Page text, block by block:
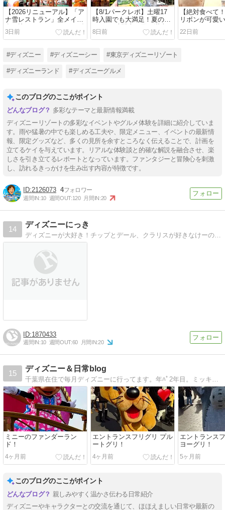
【2026リニューアル】「ア
ナ雪レストラン」全メイン
食べ比べ！モバイルオーダ
ー必須の攻略テクと注意点
バンケット｜ファンタジー
スプリングス｜ディズニー
3日前
【8/1パークレポ】土曜17
時入園でも大満足！夏の
TDLを4時間半で回る満喫ル
ート！トイストーリースタ
ーン演出に感動（ディズニ
ーランド）
8日前
【絶対食べて
リボンが可愛
アイスサンデ
剖！紅茶ゼリ
22日前
#ディズニー #ディズニーシー #東京ディズニーリゾート
#ディズニーランド #ディズニーグルメ
このブログのここがポイント
多彩なテーマと最新情報満載
ディズニーリゾートの多彩なイベントやグルメ体験を詳細に紹介していま
す。雨や猛暑の中でも楽しめる工夫や、限定メニュー、イベントの最新情
報、限定グッズなど、多くの見所を余すところなく伝えることで、計画を
立てるケイを与えています。リアルな体験談と的確な解説を融合させ、楽
しさを引き立てるレポートとなっています。ファンタジーと冒険心を刺激
し、訪れるきっかけを生み出す内容が特徴です。
2126073 4
週間IN:10 週間OUT:120 月間IN:20
14
ディズニーにっき
ディズニーが大好き！チップとデール、クラリスが好きなけーの日記です！週1ほどでインしています！
1870433
週間IN:10 週間OUT:60 月間IN:20
15
ディズニー＆日常blog
千葉県在住で毎月ディズニーに行ってます。年ﾊﾟ2年目。ミッキー・ドナちゃん大好きブログです。
ミニーのファンダーラン
ド！
4ヶ月前
エントランスフリグリ プル
ートグリ！
4ヶ月前
エントランス
ヨーグリ！
5ヶ月前
このブログのここがポイント
親しみやすく温かさ伝わる日常紹介
ディズニーやキャラクターとの交流を通じて、ほほえましい日常や最新の